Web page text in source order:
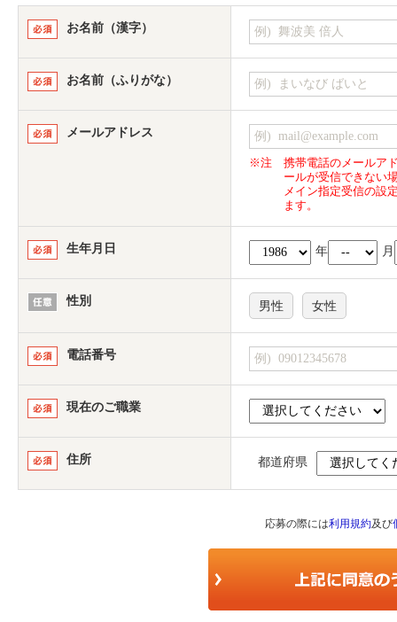
お名前（漢字）
お名前（ふりがな）
メールアドレス
※注
携帯電話のメールア
ールが受信できない
メイン指定受信の設
ます。
生年月日 年 月
性別 男性 女性
電話番号
現在のご職業
住所 都道府県
応募の際には利用規約及び